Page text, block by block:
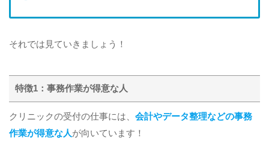
それでは見ていきましょう！
特徴1：事務作業が得意な人
クリニックの受付の仕事には、 会計やデータ整理などの事務
作業が得意な人が向いています！